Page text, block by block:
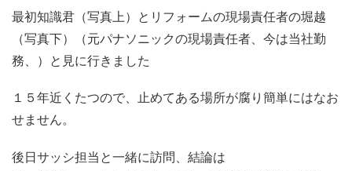
最初知識君（写真上）とリフォームの現場責任者の堀越
（写真下）（元パナソニックの現場責任者、今は当社勤
務、）と見に行きました
１５年近くたつので、止めてある場所が腐り簡単にはなお
せません。
後日サッシ担当と一緒に訪問、結論は